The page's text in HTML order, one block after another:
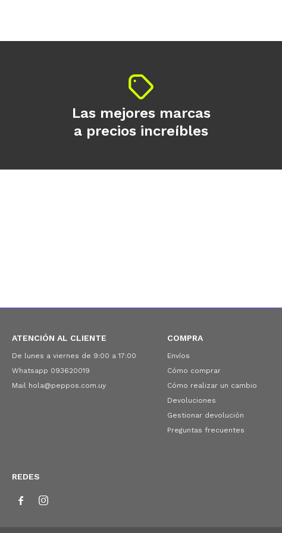
ATENCIÓN AL CLIENTE
De lunes a viernes de 9:00 a 17:00
Whatsapp 093620019
Mail hola@peppos.com.uy
COMPRA
Envíos
Cómo comprar
Cómo realizar un cambio
Devoluciones
Gestionar devolución
Preguntas frecuentes
REDES
 
Las mejores marcas
a precios increíbles